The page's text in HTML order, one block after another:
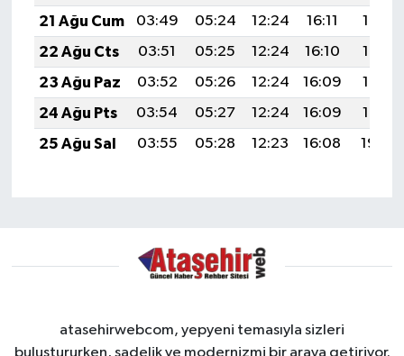
21 Ağu Cum
03:49 05:24 12:24 16:11
19:15
22 Ağu Cts
03:51 05:25 12:24 16:10
19:13
23 Ağu Paz
03:52 05:26 12:24 16:09
19:12
24 Ağu Pts
03:54 05:27 12:24 16:09
19:10
25 Ağu Sal
03:55 05:28 12:23 16:08 19:08
atasehirwebcom, yepyeni temasıyla sizleri
buluştururken, sadelik ve modernizmi bir araya getiriyor.